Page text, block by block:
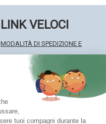
LINK VELOCI
MODALITÀ DI SPEDIZIONE E
MODALITÀ DI PAGAMENTO
INFORMATIVA PRIVACY
CONDIZIONI DI VENDITA